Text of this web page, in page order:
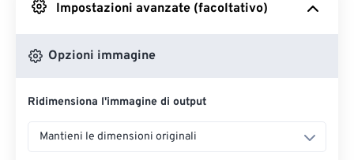
Da Google Drive
Impostazioni avanzate (facoltativo)
Opzioni immagine
Ridimensiona l'immagine di output
Mantieni le dimensioni originali